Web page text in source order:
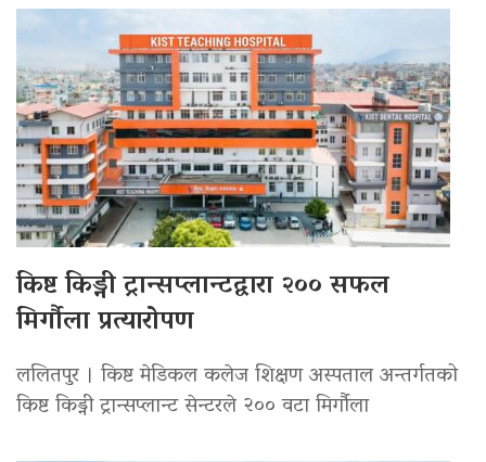
किष्ट किड्नी ट्रान्सप्लान्टद्वारा २०० सफल
मिर्गौला प्रत्यारोपण
ललितपुर । किष्ट मेडिकल कलेज शिक्षण अस्पताल अन्तर्गतको
किष्ट किड्नी ट्रान्सप्लान्ट सेन्टरले २०० वटा मिर्गौला